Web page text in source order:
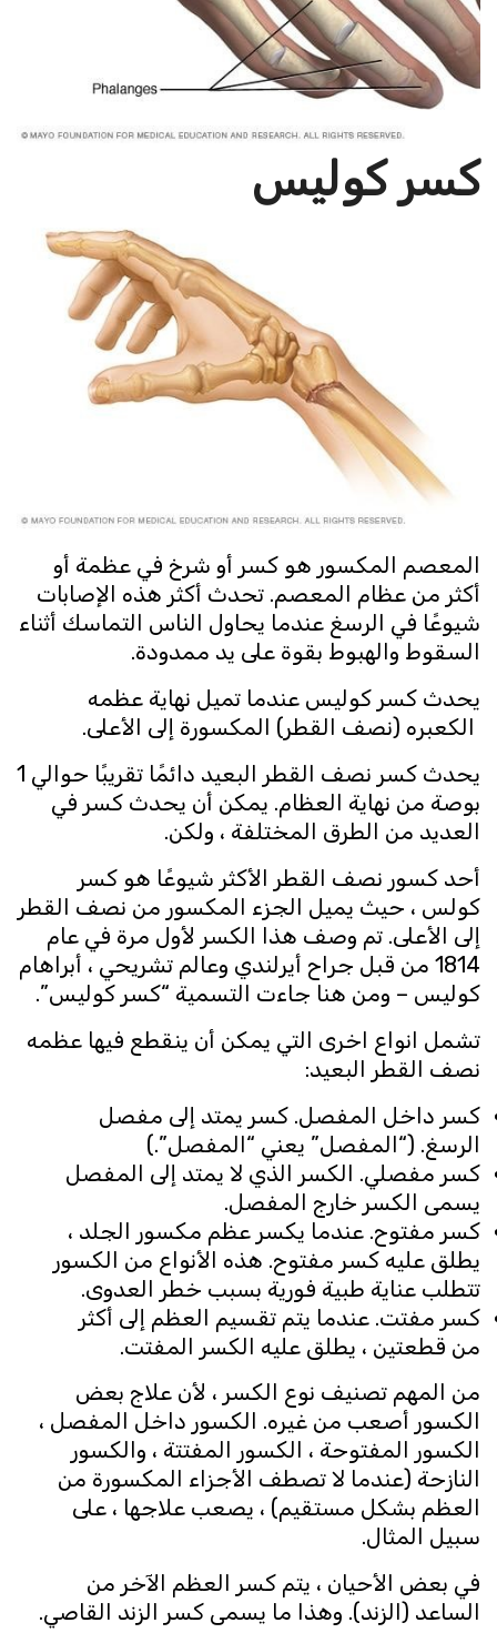
كسر كوليس
المعصم المكسور هو كسر أو شرخ في عظمة أو
أكثر من عظام المعصم. تحدث أكثر هذه الإصابات
شيوعًا في الرسغ عندما يحاول الناس التماسك أثناء
السقوط والهبوط بقوة على يد ممدودة.
يحدث كسر كوليس عندما تميل نهاية عظمه
الكعبره (نصف القطر) المكسورة إلى الأعلى.
يحدث كسر نصف القطر البعيد دائمًا تقريبًا حوالي 1
بوصة من نهاية العظام. يمكن أن يحدث كسر في
العديد من الطرق المختلفة ، ولكن.
أحد كسور نصف القطر الأكثر شيوعًا هو كسر
كولس ، حيث يميل الجزء المكسور من نصف القطر
إلى الأعلى. تم وصف هذا الكسر لأول مرة في عام
1814 من قبل جراح أيرلندي وعالم تشريحي ، أبراهام
كوليس – ومن هنا جاءت التسمية “كسر كوليس”.
تشمل انواع اخرى التي يمكن أن ينقطع فيها عظمه
نصف القطر البعيد:
كسر داخل المفصل. كسر يمتد إلى مفصل
الرسغ. (“المفصل” يعني “المفصل”.)
كسر مفصلي. الكسر الذي لا يمتد إلى المفصل
يسمى الكسر خارج المفصل.
كسر مفتوح. عندما يكسر عظم مكسور الجلد ،
يطلق عليه كسر مفتوح. هذه الأنواع من الكسور
تتطلب عناية طبية فورية بسبب خطر العدوى.
كسر مفتت. عندما يتم تقسيم العظم إلى أكثر
من قطعتين ، يطلق عليه الكسر المفتت.
من المهم تصنيف نوع الكسر ، لأن علاج بعض
الكسور أصعب من غيره. الكسور داخل المفصل ،
الكسور المفتوحة ، الكسور المفتتة ، والكسور
النازحة (عندما لا تصطف الأجزاء المكسورة من
العظم بشكل مستقيم) ، يصعب علاجها ، على
سبيل المثال.
في بعض الأحيان ، يتم كسر العظم الآخر من
الساعد (الزند). وهذا ما يسمى كسر الزند القاصي.